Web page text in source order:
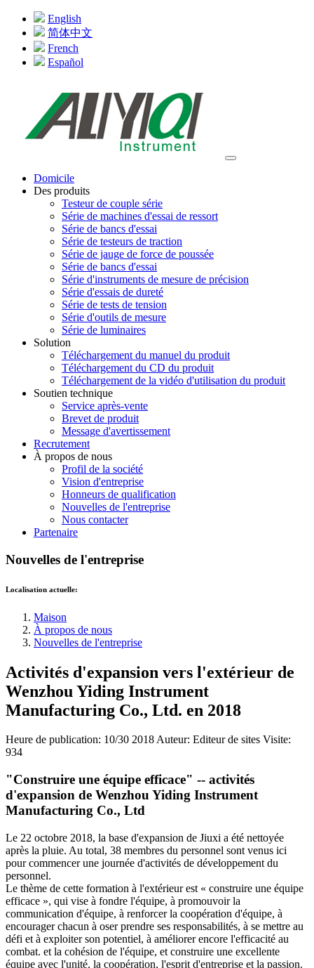
English
简体中文
French
Español
Domicile
Des produits
Testeur de couple série
Série de machines d'essai de ressort
Série de bancs d'essai
Série de testeurs de traction
Série de jauge de force de poussée
Série de bancs d'essai
Série d'instruments de mesure de précision
Série d'essais de dureté
Série de tests de tension
Série d'outils de mesure
Série de luminaires
Solution
Téléchargement du manuel du produit
Téléchargement du CD du produit
Téléchargement de la vidéo d'utilisation du produit
Soutien technique
Service après-vente
Brevet de produit
Message d'avertissement
Recrutement
À propos de nous
Profil de la société
Vision d'entreprise
Honneurs de qualification
Nouvelles de l'entreprise
Nous contacter
Partenaire
Nouvelles de l'entreprise
Localisation actuelle:
Maison
À propos de nous
Nouvelles de l'entreprise
Activités d'expansion vers l'extérieur de
Wenzhou Yiding Instrument
Manufacturing Co., Ltd. en 2018
Heure de publication: 10/30 2018Auteur: Editeur de sites Visite:
934
"Construire une équipe efficace" -- activités
d'expansion de Wenzhou Yiding Instrument
Manufacturing Co., Ltd
Le 22 octobre 2018, la base d'expansion de Jiuxi a été nettoyée
après la pluie. Au total, 38 membres du personnel sont venus ici
pour commencer une journée d'activités de développement du
personnel.
Le thème de cette formation à l'extérieur est « construire une équipe
efficace », qui vise à fondre l'équipe, à promouvoir la
communication d'équipe, à renforcer la coopération d'équipe, à
encourager chacun à oser prendre ses responsabilités, à se mettre au
défi et à exploiter son potentiel, à améliorer encore l'efficacité au
combat. et la cohésion de l'équipe, et construire une excellente
équipe avec l'unité, la coopération, l'esprit d'entreprise et la passion.